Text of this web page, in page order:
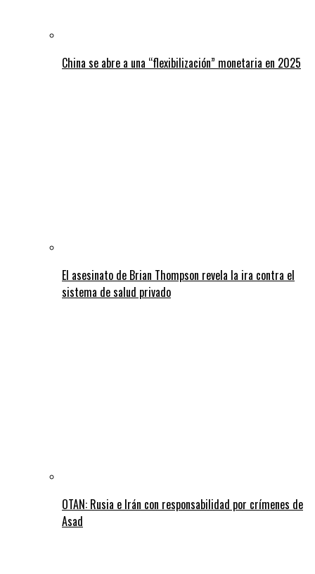
China se abre a una “flexibilización” monetaria en 2025
El asesinato de Brian Thompson revela la ira contra el
sistema de salud privado
OTAN: Rusia e Irán con responsabilidad por crímenes de
Asad